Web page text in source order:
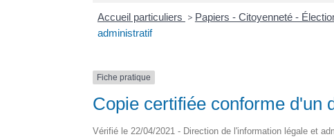
Accueil particuliers > Papiers - Citoyenneté -
administratif
Fiche pratique
Copie certifiée conforme d'un
Vérifié le 22/04/2021 - Direction de l'information légale et